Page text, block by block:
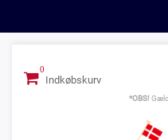
Indkøbskurv
*OBS!